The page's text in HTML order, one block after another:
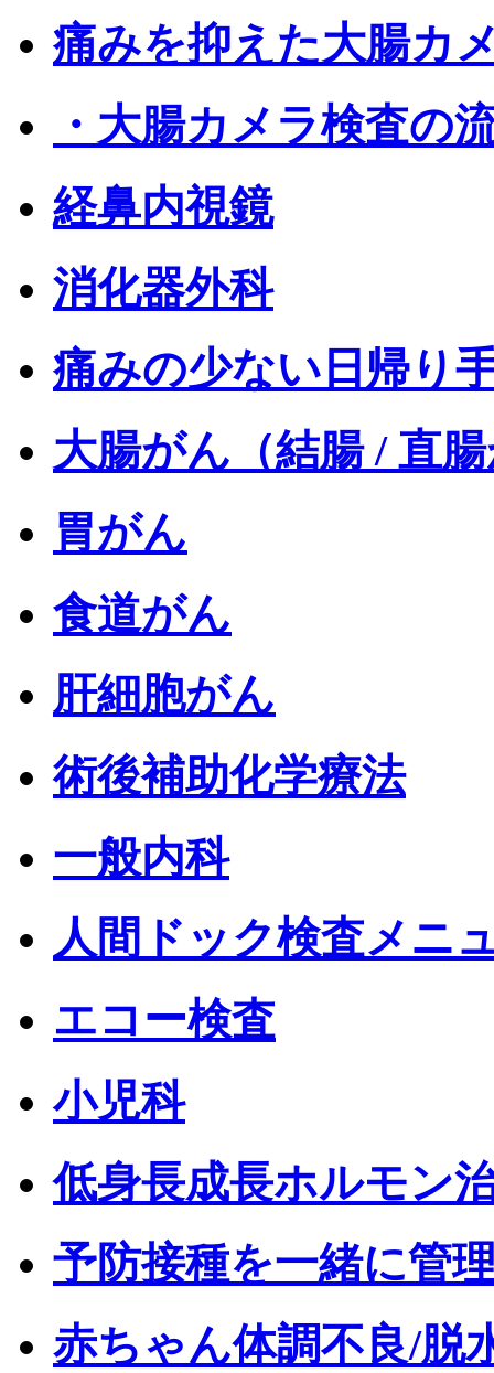
痛みを抑えた大腸カ
・大腸カメラ検査の
経鼻内視鏡
消化器外科
痛みの少ない日帰り
大腸がん（結腸 / 直
胃がん
食道がん
肝細胞がん
術後補助化学療法
一般内科
人間ドック検査メニ
エコー検査
小児科
低身長成長ホルモン
予防接種を一緒に管
赤ちゃん体調不良/脱